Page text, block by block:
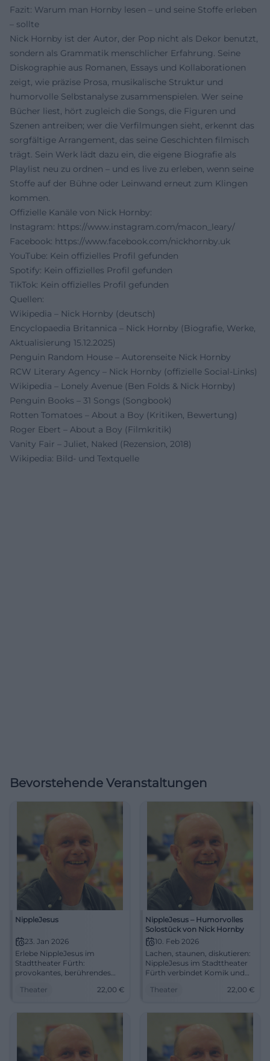
Fazit: Warum man Hornby lesen – und seine Stoffe erleben
– sollte
Nick Hornby ist der Autor, der Pop nicht als Dekor benutzt,
sondern als Grammatik menschlicher Erfahrung. Seine
Diskographie aus Romanen, Essays und Kollaborationen
zeigt, wie präzise Prosa, musikalische Struktur und
humorvolle Selbstanalyse zusammenspielen. Wer seine
Bücher liest, hört zugleich die Songs, die Figuren und
Szenen antreiben; wer die Verfilmungen sieht, erkennt das
sorgfältige Arrangement, das seine Geschichten filmisch
trägt. Sein Werk lädt dazu ein, die eigene Biografie als
Playlist neu zu ordnen – und es live zu erleben, wenn seine
Stoffe auf der Bühne oder Leinwand erneut zum Klingen
kommen.
Offizielle Kanäle von Nick Hornby:
Instagram: https://www.instagram.com/macon_leary/
Facebook: https://www.facebook.com/nickhornby.uk
YouTube: Kein offizielles Profil gefunden
Spotify: Kein offizielles Profil gefunden
TikTok: Kein offizielles Profil gefunden
Quellen:
Wikipedia – Nick Hornby (deutsch)
Encyclopaedia Britannica – Nick Hornby (Biografie, Werke,
Aktualisierung 15.12.2025)
Penguin Random House – Autorenseite Nick Hornby
RCW Literary Agency – Nick Hornby (offizielle Social-Links)
Wikipedia – Lonely Avenue (Ben Folds & Nick Hornby)
Penguin Books – 31 Songs (Songbook)
Rotten Tomatoes – About a Boy (Kritiken, Bewertung)
Roger Ebert – About a Boy (Filmkritik)
Vanity Fair – Juliet, Naked (Rezension, 2018)
Wikipedia: Bild- und Textquelle
Bevorstehende Veranstaltungen
NippleJesus
23. Jan 2026
Erlebe NippleJesus im
Stadttheater Fürth:
provokantes, berührendes
Wahrnehmung. 23.01.2026,
Gedankenkino garantiert –
Theater 22,00 €
NippleJesus – Humorvolles
Solostück von Nick Hornby
10. Feb 2026
Lachen, staunen, diskutieren:
NippleJesus im Stadttheater
Fürth verbindet Komik und
20:00 Uhr, 22 €. Barrierefrei
Monolog live – sichere dir
Theater 22,00 €